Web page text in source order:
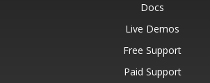
Docs
Live Demos
Free Support
Paid Support